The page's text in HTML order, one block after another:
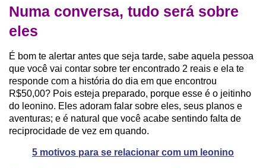
Numa conversa, tudo será sobre
eles
É bom te alertar antes que seja tarde, sabe aquela pessoa
que você vai contar sobre ter encontrado 2 reais e ela te
responde com a história do dia em que encontrou
R$50,00? Pois esteja preparado, porque esse é o jeitinho
do leonino. Eles adoram falar sobre eles, seus planos e
aventuras; e é natural que você acabe sentindo falta de
reciprocidade de vez em quando.
5 motivos para se relacionar com um leonino